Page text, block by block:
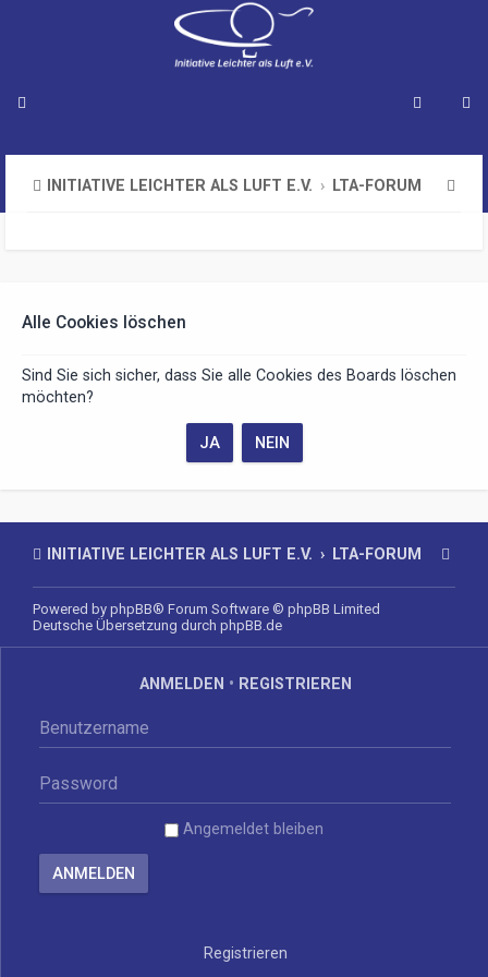
INITIATIVE LEICHTER ALS LUFT E.V. LTA-FORUM
Alle Cookies löschen
Sind Sie sich sicher, dass Sie alle Cookies des Boards löschen
möchten?
INITIATIVE LEICHTER ALS LUFT E.V. LTA-FORUM
Powered by phpBB® Forum Software © phpBB Limited
Deutsche Übersetzung durch phpBB.de
ANMELDEN • REGISTRIEREN
Angemeldet bleiben
Registrieren